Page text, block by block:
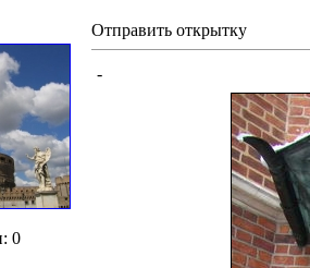
0
Отправить открытку
-